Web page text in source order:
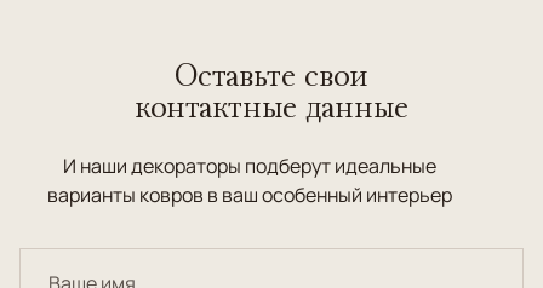
Оставьте свои
контактные данные
И наши декораторы подберут идеальные
варианты ковров в ваш особенный интерьер